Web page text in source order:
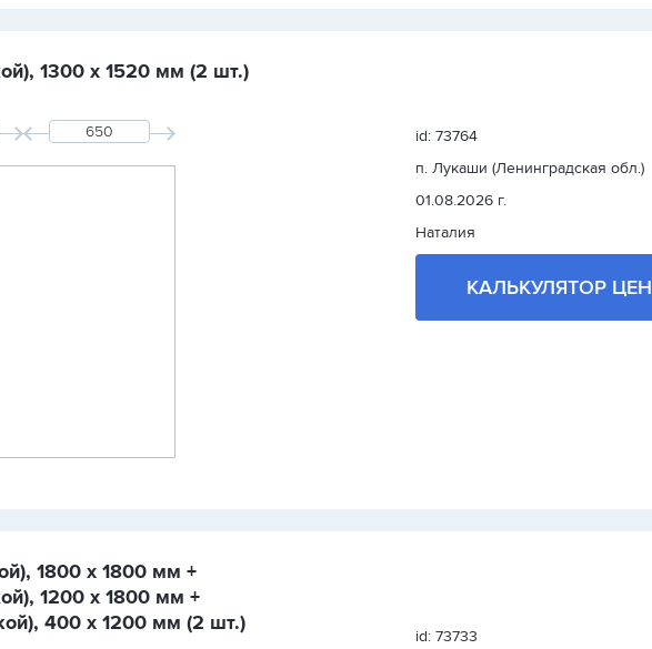
1300 х 1520 мм (2 шт.)
id: 73764
п. Лукаши (Ленинградская обл.)
01.08.2026 г.
Наталия
КАЛЬКУЛЯТОР ЦЕН
1800 х 1800 мм +
1200 х 1800 мм +
400 х 1200 мм (2 шт.)
id: 73733